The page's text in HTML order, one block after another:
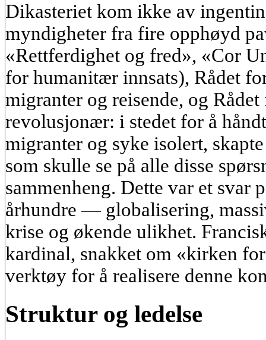
Dikasteriet kom ikke av
myndigheter fra fire opphøyd
«Rettferdighet og fred», «Cor
for humanitær innsats), Rådet
migranter og reisende, og
revolusjonær: i stedet for å
migranter og syke isolert,
som skulle se på alle disse
sammenheng. Dette var et svar
århundre — globalisering,
krise og økende ulikhet.
kardinal, snakket om «kirken
verktøy for å realisere denne
Struktur og ledelse